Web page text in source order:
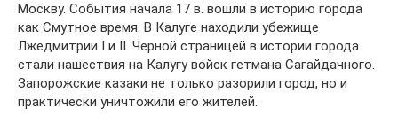
Москву. События начала 17 в. вошли в историю города
как Смутное время. В Калуге находили убежище
Лжедмитрии I и II. Черной страницей в истории города
стали нашествия на Калугу войск гетмана Сагайдачного.
Запорожские казаки не только разорили город, но и
практически уничтожили его жителей.